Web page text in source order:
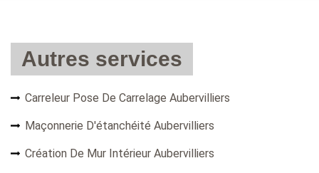
Autres services
Carreleur Pose De Carrelage Aubervilliers
Maçonnerie D'étanchéité Aubervilliers
Création De Mur Intérieur Aubervilliers